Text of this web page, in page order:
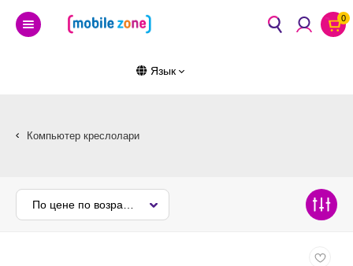
0
Язык
Компьютер креслолари